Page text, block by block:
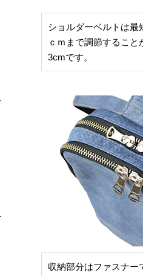
ショルダーベルトは最
ｃｍまで調節するこ
3cmです。
収納部分はファスナー